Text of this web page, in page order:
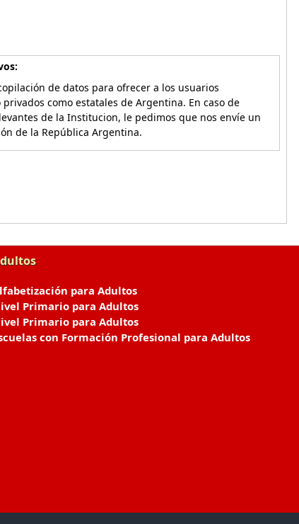
de datos para ofrecer a los usuarios
como estatales de Argentina. En caso de
de la Institucion, le pedimos que nos envíe un
de la República Argentina.
para Adultos
Primario para Adultos
Primario para Adultos
con Formación Profesional para Adultos